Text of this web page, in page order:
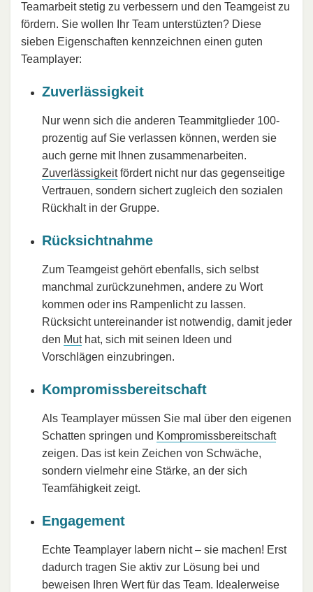
Teamarbeit stetig zu verbessern und den Teamgeist zu
fördern. Sie wollen Ihr Team unterstüzten? Diese
sieben Eigenschaften kennzeichnen einen guten
Teamplayer:
Zuverlässigkeit
Nur wenn sich die anderen Teammitglieder 100-
prozentig auf Sie verlassen können, werden sie
auch gerne mit Ihnen zusammenarbeiten.
Zuverlässigkeitfördert nicht nur das gegenseitige
Vertrauen, sondern sichert zugleich den sozialen
Rückhalt in der Gruppe.
Rücksichtnahme
Zum Teamgeist gehört ebenfalls, sich selbst
manchmal zurückzunehmen, andere zu Wort
kommen oder ins Rampenlicht zu lassen.
Rücksicht untereinander ist notwendig, damit jeder
den Muthat, sich mit seinen Ideen und
Vorschlägen einzubringen.
Kompromissbereitschaft
Als Teamplayer müssen Sie mal über den eigenen
Schatten springen und Kompromissbereitschaft
zeigen. Das ist kein Zeichen von Schwäche,
sondern vielmehr eine Stärke, an der sich
Teamfähigkeit zeigt.
Engagement
Echte Teamplayer labern nicht – sie machen! Erst
dadurch tragen Sie aktiv zur Lösung bei und
beweisen Ihren Wert für das Team. Idealerweise